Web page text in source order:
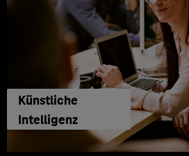
Künstliche
Intelligenz